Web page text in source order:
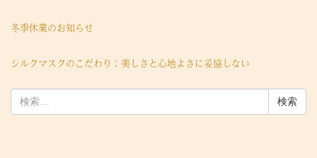
冬季休業のお知らせ
シルクマスクのこだわり：美しさと心地よさに妥協しない
索: